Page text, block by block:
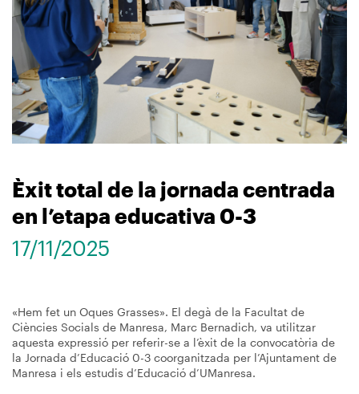
Èxit total de la jornada centrada
en l’etapa educativa 0-3
17/11/2025
«Hem fet un Oques Grasses». El degà de la Facultat de
Ciències Socials de Manresa, Marc Bernadich, va utilitzar
aquesta expressió per referir-se a l’èxit de la convocatòria de
la Jornada d’Educació 0-3 coorganitzada per l’Ajuntament de
Manresa i els estudis d’Educació d’UManresa.